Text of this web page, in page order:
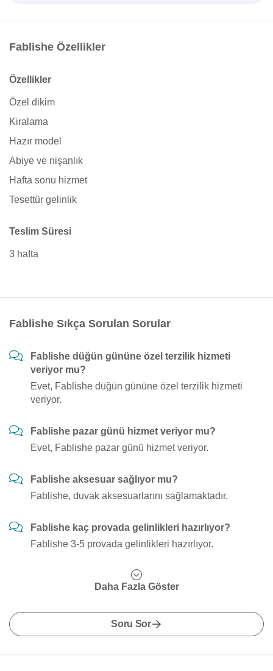
Fablishe Özellikler
Özellikler
Özel dikim
Kiralama
Hazır model
Abiye ve nişanlık
Hafta sonu hizmet
Tesettür gelinlik
Teslim Süresi
3 hafta
Fablishe Sıkça Sorulan Sorular
Fablishe düğün gününe özel terzilik hizmeti
veriyor mu?
Evet, Fablishe düğün gününe özel terzilik hizmeti
veriyor.
Fablishe pazar günü hizmet veriyor mu?
Evet, Fablishe pazar günü hizmet veriyor.
Fablishe aksesuar sağlıyor mu?
Fablishe, duvak aksesuarlarını sağlamaktadır.
Fablishe kaç provada gelinlikleri hazırlıyor?
Fablishe 3-5 provada gelinlikleri hazırlıyor.
Daha Fazla Göster
Soru Sor